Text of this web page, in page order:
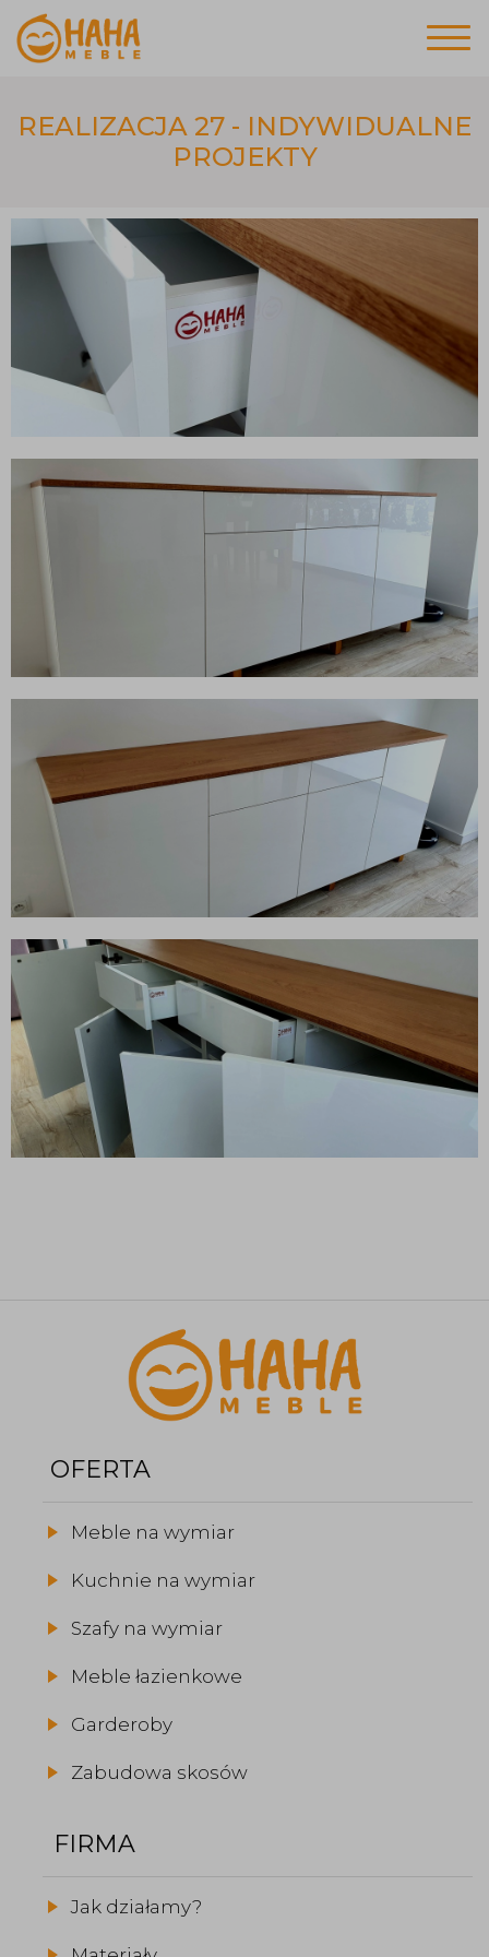
REALIZACJA 27 - INDYWIDUALNE
PROJEKTY
OFERTA
Meble na wymiar
Kuchnie na wymiar
Szafy na wymiar
Meble łazienkowe
Garderoby
Zabudowa skosów
FIRMA
Jak działamy?